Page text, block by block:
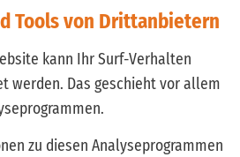
Tools von Dritt­anbietern
kann Ihr Surf-Verhalten
werden. Das geschieht vor allem
zu diesen Analyseprogrammen